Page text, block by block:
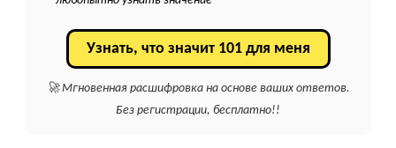
Узнать, что значит 101 для меня
🚀 Мгновенная расшифровка на основе ваших ответов.
Без регистрации, бесплатно!!